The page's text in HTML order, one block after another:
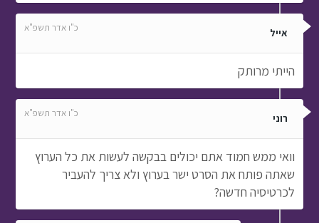
אייל כ"ו אדר תשפ"א
הייתי מרותק
רוני כ"ו אדר תשפ"א
וואי ממש חמוד אתם יכולים בבקשה לעשות את כל הערוץ
שאתה פותח את הסרט ישר בערוץ ולא צריך להעביר
לכרטיסיה חדשה?